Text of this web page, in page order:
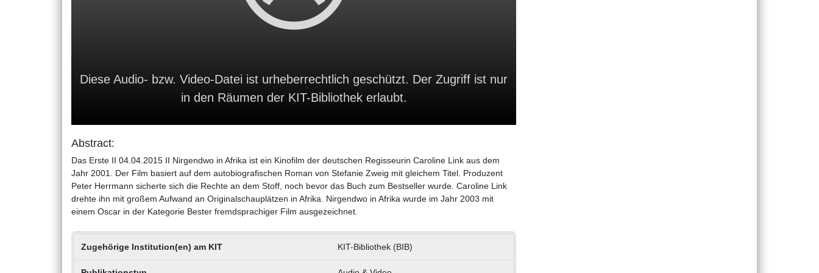
Diese Audio- bzw. Video-Datei ist urheberrechtlich geschützt. Der Zugriff ist nur
in den Räumen der KIT-Bibliothek erlaubt.
Abstract:
Das Erste II 04.04.2015 II Nirgendwo in Afrika ist ein Kinofilm der deutschen Regisseurin Caroline Link aus dem
Jahr 2001. Der Film basiert auf dem autobiografischen Roman von Stefanie Zweig mit gleichem Titel. Produzent
Peter Herrmann sicherte sich die Rechte an dem Stoff, noch bevor das Buch zum Bestseller wurde. Caroline Link
drehte ihn mit großem Aufwand an Originalschauplätzen in Afrika. Nirgendwo in Afrika wurde im Jahr 2003 mit
einem Oscar in der Kategorie Bester fremdsprachiger Film ausgezeichnet.
Zugehörige Institution(en) am KIT KIT-Bibliothek (BIB)